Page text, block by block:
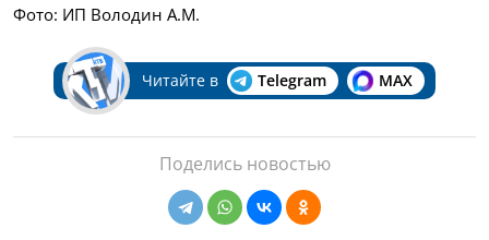
Фото: ИП Володин А.М.
Читайте в Telegram MAX
Поделись новостью